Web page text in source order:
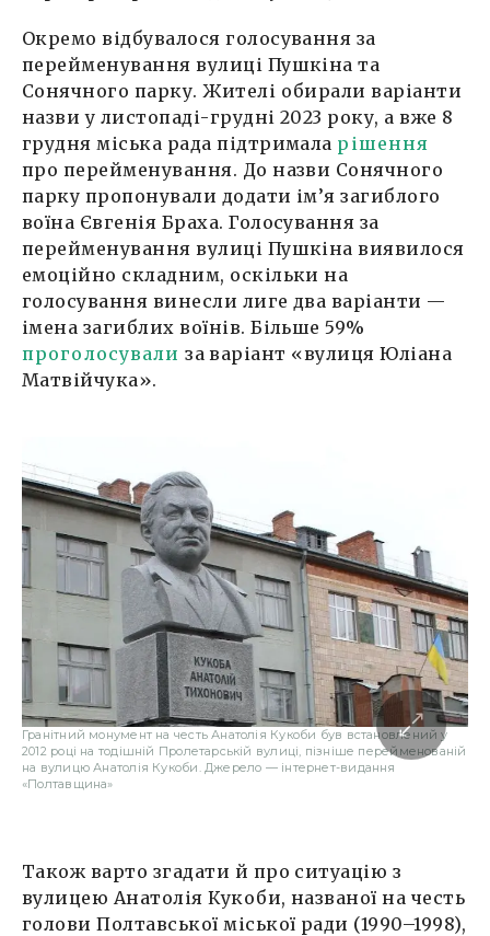
Окремо відбувалося голосування за
перейменування вулиці Пушкіна та
Сонячного парку. Жителі обирали варіанти
назви у листопаді-грудні 2023 року, а вже 8
грудня міська рада підтримала рішення
про перейменування. До назви Сонячного
парку пропонували додати ім’я загиблого
воїна Євгенія Браха. Голосування за
перейменування вулиці Пушкіна виявилося
емоційно складним, оскільки на
голосування винесли лиге два варіанти —
імена загиблих воїнів. Більше 59%
проголосували за варіант «вулиця Юліана
Матвійчука».
Гранітний монумент на честь Анатолія Кукоби був встановлений у
2012 році на тодішній Пролетарській вулиці, пізніше перейменованій
на вулицю Анатолія Кукоби. Джерело — інтернет-видання
«Полтавщина»
Також варто згадати й про ситуацію з
вулицею Анатолія Кукоби, названої на честь
голови Полтавської міської ради (1990–1998),